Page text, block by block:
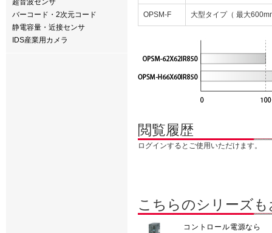
超音波センサ
バーコード・2次元コード
静電容量・近接センサ
IDS産業用カメラ
OPSM-F 大型タイプ（ 最大
閲覧履歴
ログインするとご使用いただけます。
こちらのシリーズ
コントロール電源なら